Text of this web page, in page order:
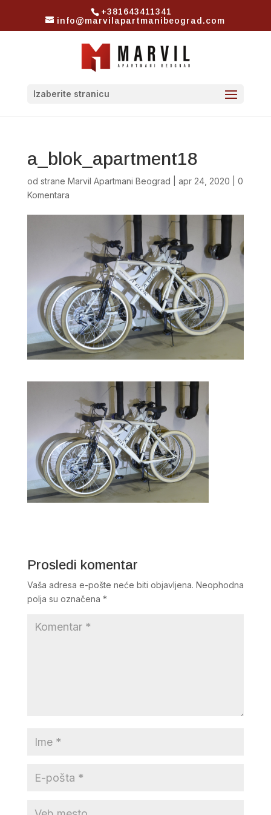
+381643411341
info@marvilapartmanibeograd.com
Izaberite stranicu
a_blok_apartment18
od strane Marvil Apartmani Beograd apr 24, 2020
0
Komentara
Prosledi komentar
Vaša adresa e-pošte neće biti objavljena. Neophodna
polja su označena *